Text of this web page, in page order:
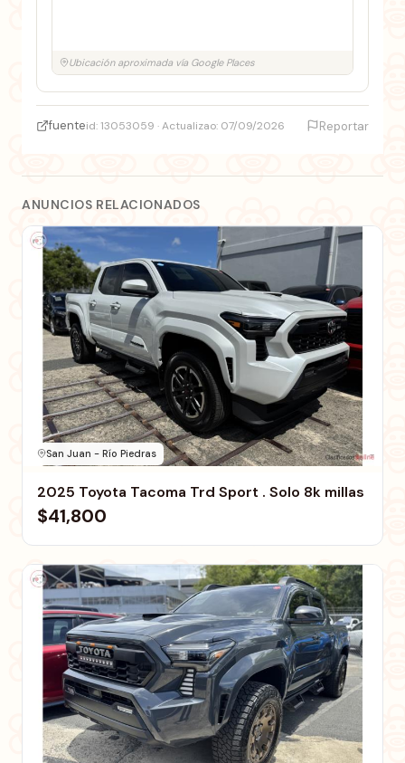
Ubicación aproximada vía Google Places
fuenteid: 13053059 · Actualizao: 07/09/2026 Reportar
ANUNCIOS RELACIONADOS
San Juan - Río Piedras
2025 Toyota Tacoma Trd Sport . Solo 8k millas
$41,800